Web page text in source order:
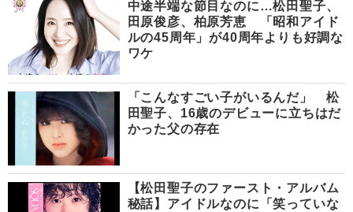
中途半端な節目なのに…松田聖子、
田原俊彦、柏原芳恵 「昭和アイド
ルの45周年」が40周年よりも好調な
ワケ
「こんなすごい子がいるんだ」 松
田聖子、16歳のデビューに立ちはだ
かった父の存在
【松田聖子のファースト・アルバム
秘話】アイドルなのに「笑っていな